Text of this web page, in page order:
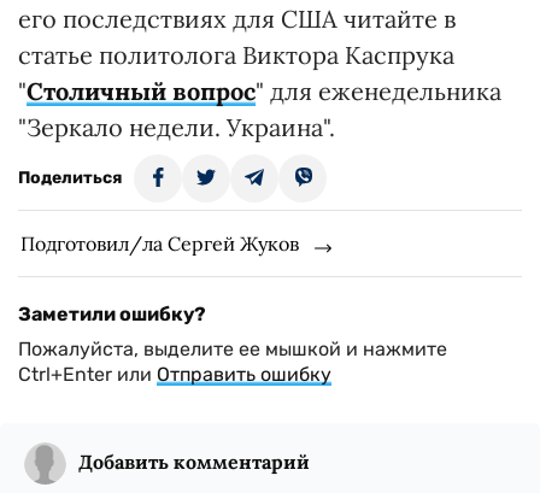
его последствиях для США читайте в
статье политолога Виктора Каспрука
"Столичный вопрос" для еженедельника
"Зеркало недели. Украина".
Поделиться
Подготовил/ла Сергей Жуков
Заметили ошибку?
Пожалуйста, выделите ее мышкой и нажмите
Ctrl+Enter или Отправить ошибку
Добавить комментарий